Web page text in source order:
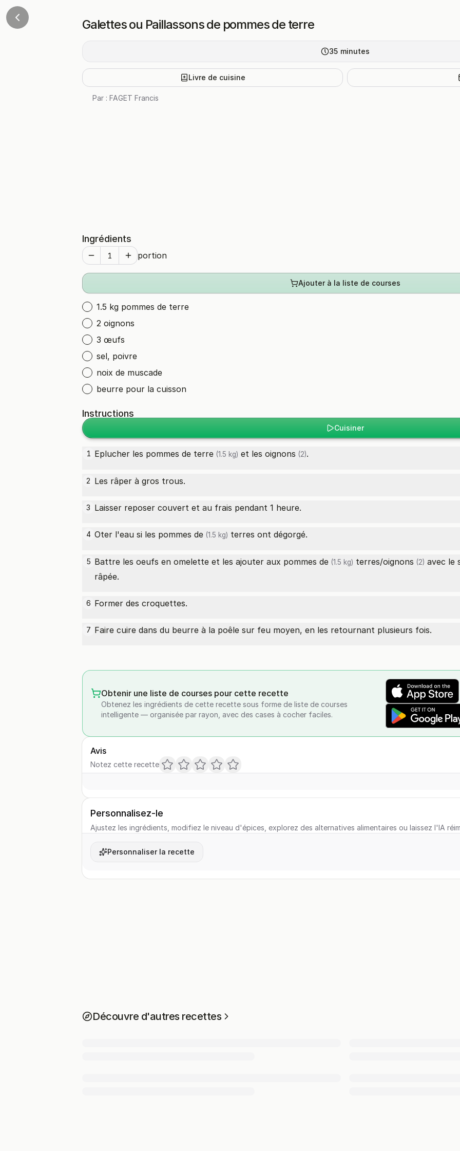
Galettes ou Paillassons de pommes de terre
35 minutes
Livre de cuisine
Par : FAGET Francis
Ingrédients
portion
Ajouter à la liste de courses
1.5 kg pommes de terre
2 oignons
3 œufs
sel, poivre
noix de muscade
beurre pour la cuisson
Instructions
Cuisiner
1 Eplucher les pommes de terre (1.5 kg) et les oignons (2).
2 Les râper à gros trous.
3 Laisser reposer couvert et au frais pendant 1 heure.
4 Oter l'eau si les pommes de (1.5 kg) terres ont dégorgé.
5 Battre les oeufs en omelette et les ajouter aux pommes de (1.5 kg) terres/oignons (2) avec le
râpée.
6 Former des croquettes.
7 Faire cuire dans du beurre à la poêle sur feu moyen, en les retournant plusieurs fois.
Obtenir une liste de courses pour cette recette
Obtenez les ingrédients de cette recette sous forme de liste de courses
intelligente — organisée par rayon, avec des cases à cocher faciles.
Avis
Notez cette recette
Personnalisez-le
Ajustez les ingrédients, modifiez le niveau d'épices, explorez des alternatives alimentaires ou laissez l'IA
Personnaliser la recette
Découvre d'autres recettes